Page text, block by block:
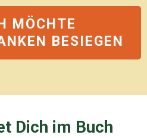
MÖCHTE
BESIEGEN
Dich im Buch